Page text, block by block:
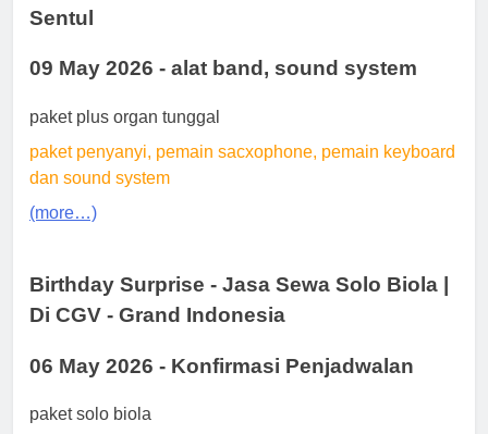
Sentul
09 May 2026 - alat band, sound system
paket plus organ tunggal
paket penyanyi, pemain sacxophone, pemain keyboard
dan sound system
(more…)
Birthday Surprise - Jasa Sewa Solo Biola |
Di CGV - Grand Indonesia
06 May 2026 - Konfirmasi Penjadwalan
paket solo biola